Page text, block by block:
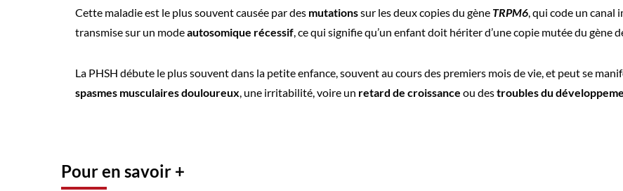
Cette maladie est le plus souvent causée par des mutationssur les deux copies du gène TRPM6, qui code un canal
transmise sur un modeautosomique récessif, ce qui signifie qu’un enfant doit hériter d’une copie mutée du gène
La PHSH débute le plus souvent dans la petite enfance, souvent au cours des premiers mois de vie, et peut se
spasmes musculaires douloureux, une irritabilité, voire un retard de croissance ou destroubles du
Pour en savoir +